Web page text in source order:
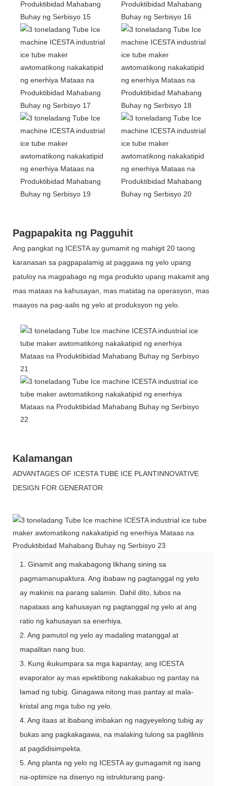
Pagpapakita ng Pagguhit
Ang pangkat ng ICESTA ay gumamit ng mahigit 20 taong
karanasan sa pagpapalamig at paggawa ng yelo upang
patuloy na magpabago ng mga produkto upang makamit ang
mas mataas na kahusayan, mas matatag na operasyon, mas
maayos na pag-aalis ng yelo at produksyon ng yelo.
Kalamangan
ADVANTAGES OF ICESTA TUBE ICE PLANTINNOVATIVE
DESIGN FOR GENERATOR
1. Ginamit ang makabagong likhang sining sa
pagmamanupaktura. Ang ibabaw ng pagtanggal ng yelo
ay makinis na parang salamin. Dahil dito, lubos na
napataas ang kahusayan ng pagtanggal ng yelo at ang
ratio ng kahusayan sa enerhiya.
2. Ang pamutol ng yelo ay madaling matanggal at
mapalitan nang buo.
3. Kung ikukumpara sa mga kapantay, ang ICESTA
evaporator ay mas epektibong nakakabuo ng pantay na
lamad ng tubig. Ginagawa nitong mas pantay at mala-
kristal ang mga tubo ng yelo.
4. Ang itaas at ibabang imbakan ng nagyeyelong tubig ay
bukas ang pagkakagawa, na malaking tulong sa paglilinis
at pagdidisimpekta.
5. Ang planta ng yelo ng ICESTA ay gumagamit ng isang
na-optimize na disenyo ng istrukturang pang-